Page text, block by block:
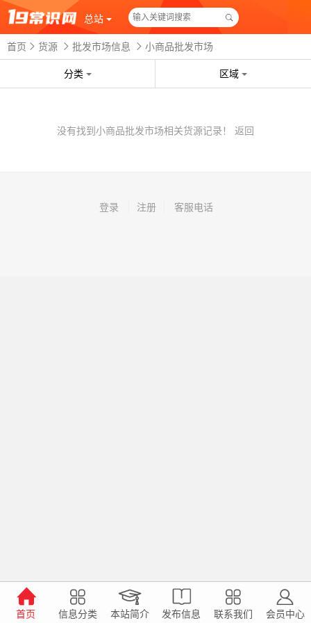
总站
首页 货源 批发市场信息 小商品批发市场
分类 区域
没有找到小商品批发市场相关货源记录！ 返回
登录 注册 客服电话
首页 信息分类 本站简介 发布信息 联系我们 会员中心